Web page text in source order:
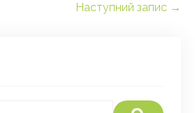
Наступний запис →